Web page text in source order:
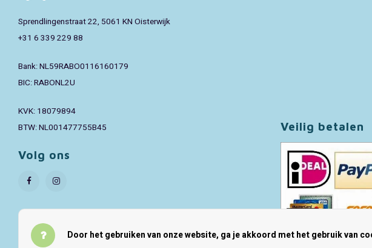
Sprendlingenstraat 22, 5061 KN Oisterwijk
+31 6 339 229 88
Bank: NL59RABO0116160179
BIC: RABONL2U
KVK: 18079894
BTW: NL001477755B45
Volg ons
Veilig betalen
Door het gebruiken van onze website, ga je akkoord met het gebruik van